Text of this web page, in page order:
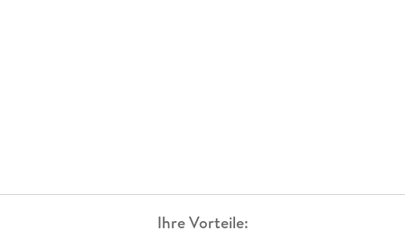
Ihre Vorteile: